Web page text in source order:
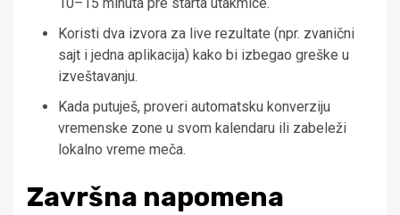
Koristi dva izvora za live rezultate (npr. zvanični
sajt i jedna aplikacija) kako bi izbegao greške u
izveštavanju.
Kada putuješ, proveri automatsku konverziju
vremenske zone u svom kalendaru ili zabeleži
lokalno vreme meča.
Završna napomena